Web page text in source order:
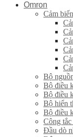
Omron
Cảm
Bộ
Bộ điều
Bộ điều
Bộ hiển
Bộ điều
Công
Đầu dò